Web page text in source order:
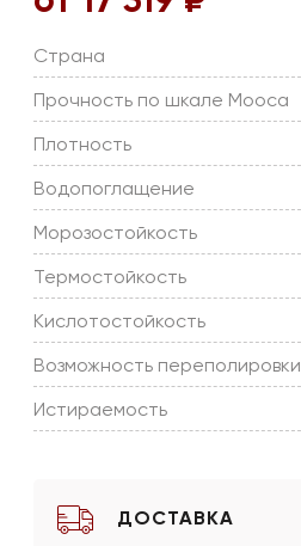
Страна
Прочность по шкале Мооса
Плотность
Водопоглащение
Морозостойкость
Термостойкость
Кислотостойкость
Возможность переполировки
Истираемость
ДОСТАВКА